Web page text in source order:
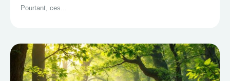
Pourtant, ces...